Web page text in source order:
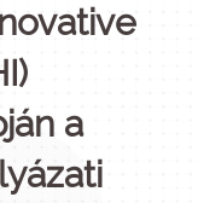
a